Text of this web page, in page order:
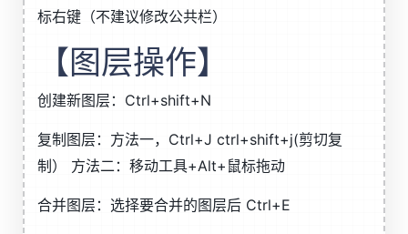
标右键（不建议修改公共栏）
【图层操作】
创建新图层：Ctrl+shift+N
复制图层：方法一，Ctrl+J ctrl+shift+j(剪切复
制） 方法二：移动工具+Alt+鼠标拖动
合并图层：选择要合并的图层后 Ctrl+E